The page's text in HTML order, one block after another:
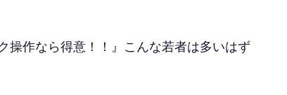
操作なら得意！！』こんな若者は多いはず